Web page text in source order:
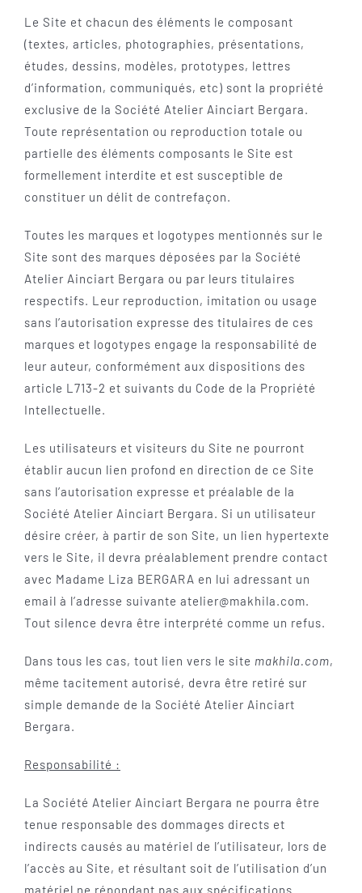
Le Site et chacun des éléments le composant
(textes, articles, photographies, présentations,
études, dessins, modèles, prototypes, lettres
d’information, communiqués, etc) sont la propriété
exclusive de la Société Atelier Ainciart Bergara.
Toute représentation ou reproduction totale ou
partielle des éléments composants le Site est
formellement interdite et est susceptible de
constituer un délit de contrefaçon.
Toutes les marques et logotypes mentionnés sur le
Site sont des marques déposées par la Société
Atelier Ainciart Bergara ou par leurs titulaires
respectifs. Leur reproduction, imitation ou usage
sans l’autorisation expresse des titulaires de ces
marques et logotypes engage la responsabilité de
leur auteur, conformément aux dispositions des
article L713-2 et suivants du Code de la Propriété
Intellectuelle.
Les utilisateurs et visiteurs du Site ne pourront
établir aucun lien profond en direction de ce Site
sans l’autorisation expresse et préalable de la
Société Atelier Ainciart Bergara. Si un utilisateur
désire créer, à partir de son Site, un lien hypertexte
vers le Site, il devra préalablement prendre contact
avec Madame Liza BERGARA en lui adressant un
email à l’adresse suivante atelier@makhila.com.
Tout silence devra être interprété comme un refus.
Dans tous les cas, tout lien vers le site makhila.com,
même tacitement autorisé, devra être retiré sur
simple demande de la Société Atelier Ainciart
Bergara.
Responsabilité :
La Société Atelier Ainciart Bergara ne pourra être
tenue responsable des dommages directs et
indirects causés au matériel de l’utilisateur, lors de
l’accès au Site, et résultant soit de l’utilisation d’un